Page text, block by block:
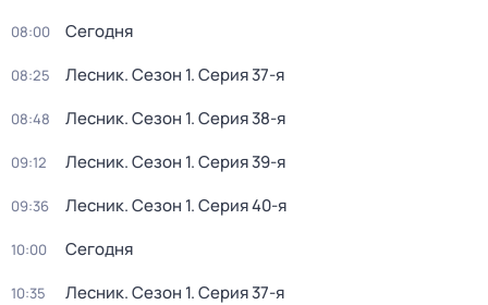
08:00 Сегодня
08:25 Лесник. Сезон 1. Серия 37-я
08:48 Лесник. Сезон 1. Серия 38-я
09:12 Лесник. Сезон 1. Серия 39-я
09:36 Лесник. Сезон 1. Серия 40-я
10:00 Сегодня
10:35 Лесник. Сезон 1. Серия 37-я